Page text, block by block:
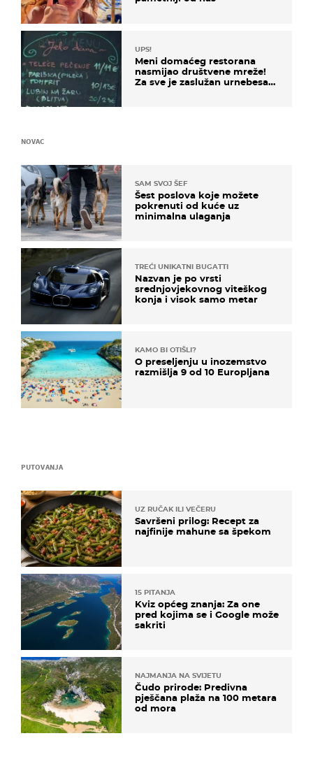
UPS!
Meni domaćeg restorana
nasmijao društvene mreže!
Za sve je zaslužan urnebesan
PUTOVANJA
UZ RUČAK ILI VEČERU
Savršeni prilog: Recept za
najfinije mahune sa špekom
15 PITANJA
Kviz općeg znanja: Za one
pred kojima se i Google može
sakriti
NAJMANJA NA SVIJETU
Čudo prirode: Predivna
pješčana plaža na 100 metara
od mora
NOVAC
SAM SVOJ ŠEF
Šest poslova koje možete
pokrenuti od kuće uz
minimalna ulaganja
TREĆI UNIKATNI BUGATTI
Nazvan je po vrsti
srednjovjekovnog viteškog
konja i visok samo metar
KAMO BI OTIŠLI?
O preseljenju u inozemstvo
razmišlja 9 od 10 Europljana